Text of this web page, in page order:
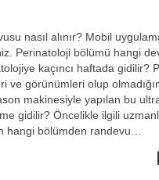
nasıl alınır? Mobil
Perinatoloji bölümü hangi
kaçıncı haftada gidilir?
görünümleri olup
makinesiyle yapılan bu
gidilir? Öncelikle ilgili
hangi bölümden randevu…